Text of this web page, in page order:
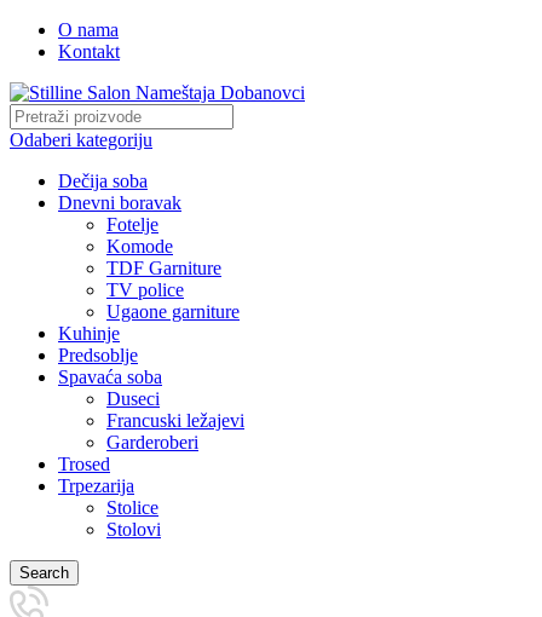
O nama
Kontakt
Odaberi kategoriju
Dečija soba
Dnevni boravak
Fotelje
Komode
TDF Garniture
TV police
Ugaone garniture
Kuhinje
Predsoblje
Spavaća soba
Duseci
Francuski ležajevi
Garderoberi
Trosed
Trpezarija
Stolice
Stolovi
Search